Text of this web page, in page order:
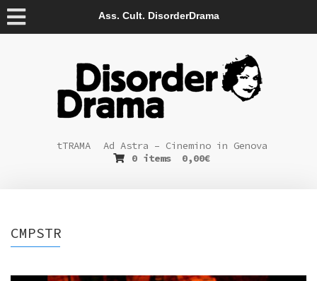
Ass. Cult. DisorderDrama
tTRAMA
Ad Astra – Cinemino in Genova
0 items
0,00€
CMPSTR